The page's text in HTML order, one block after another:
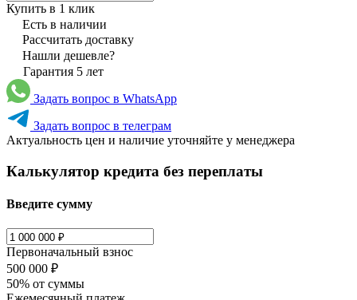
Купить в 1 клик
Есть в наличии
Рассчитать доставку
Нашли дешевле?
Гарантия 5 лет
Задать вопрос в WhatsApp
Задать вопрос в телеграм
Актуальность цен и наличие уточняйте у менеджера
Калькулятор кредита без переплаты
Введите сумму
Первоначальный взнос
500 000 ₽
50% от суммы